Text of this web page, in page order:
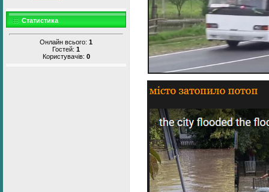
Статистика
Онлайн всього: 1
Гостей: 1
Користувачів: 0